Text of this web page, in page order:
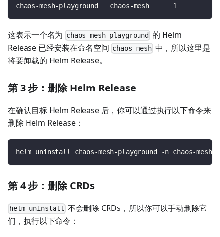
chaos-mesh-playground   chaos-mesh      1
这表示一个名为 chaos-mesh-playground
的 Helm
Release 已经安装在命名空间 chaos-mesh 中，所以这里是
将要卸载的 Helm Release。
第 3 步：删除 Helm Release
在确认目标 Helm Release 后，你可以通过执行以下命令来
删除 Helm Release：
helm uninstall chaos-mesh-playground -n chaos-mesh
第 4 步：删除 CRDs
helm uninstall 不会删除 CRDs，所以你可以手动删除它
们，执行以下命令：